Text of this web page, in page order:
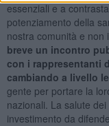
essenziali e a
potenziamento della
nostra comunità e non
breve un incontro
con i rappresentanti
cambiando a livello
gente per portare la
nazionali. La salute
investimento da